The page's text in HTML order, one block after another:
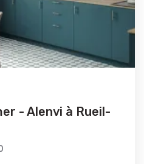
- Alenvi à Rueil-